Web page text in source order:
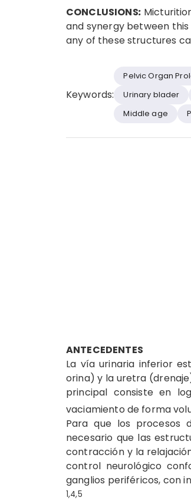
CONCLUSIONS:
and synergy between
any of these structures
Keywords:
Pelvic Organ
Urinary blader
Middle age
ANTECEDENTES
La vía urinaria inferior
orina) y la uretra
principal consiste en
vaciamiento de forma
Para que los procesos
necesario que las
contracción y la
control neurológico
ganglios periféricos, con
1,4,5